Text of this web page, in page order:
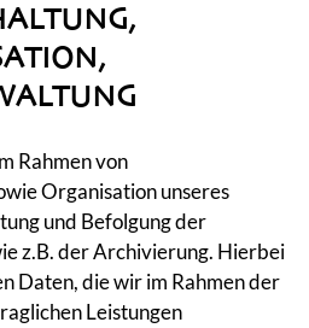
Rahmen von
Organisation unseres
und Befolgung der
z.B. der Archivierung. Hierbei
Daten, die wir im Rahmen der
Leistungen